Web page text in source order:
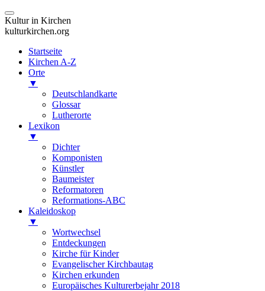
Kultur in Kirchen
kulturkirchen.org
Startseite
Kirchen A-Z
Orte
▼
Deutschlandkarte
Glossar
Lutherorte
Lexikon
▼
Dichter
Komponisten
Künstler
Baumeister
Reformatoren
Reformations-ABC
Kaleidoskop
▼
Wortwechsel
Entdeckungen
Kirche für Kinder
Evangelischer Kirchbautag
Kirchen erkunden
Europäisches Kulturerbejahr 2018